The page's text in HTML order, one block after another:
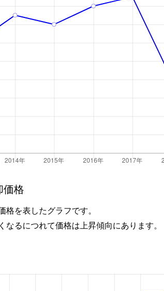
価格
格を表したグラフです。
なるにつれて価格は上昇傾向にあります。